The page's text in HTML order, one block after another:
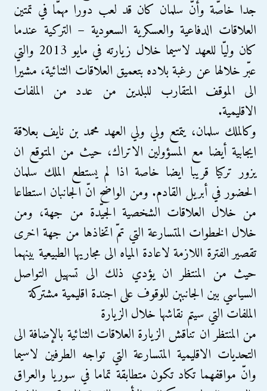
جدا خاصّة وأنّ سلمان كان قد لعب دورا مهمّا في تمتين
العلاقات الدفاعية والعسكرية السعودية – التركية عندما
كان وليّا للعهد لاسيما خلال زيارته في مايو 2013 والتي
عبّر خلالها عن رغبة بلاده بتعميق العلاقات الثنائية، مشيرا
الى الموقف المتقارب للبلدين من عدد من الملفات
الاقليمية.
وكالملك سلمان، يتمتع ولي ولي العهد محمد بن نايف بعلاقة
ايجابية أيضا مع المسؤولين الاتراك، حيث من المتوقع ان
يزور تركيا قريبا ايضا خاصة اذا لم يستطع الملك سلمان
الحضور في أبريل القادم. ومن الواضح انّ الجانبان استطاعا
من خلال العلاقات الشخصية الجيّدة من جهة، ومن
خلال الخطوات المتسارعة التي تمّ اتخاذها من جهة اخرى
تقصير الفترة اللازمة لاعادة المياه الى مجاريها الطبيعية بينهما
حيث من المنتظر ان يؤدي ذلك الى تسهيل التواصل
السياسي بين الجانبين للوقوف على اجندة اقليمية مشتركة
الملفات التي سيتم نقاشها خلال الزيارة
من المنتظر ان تناقش الزيارة العلاقات الثنائية بالإضافة الى
التحديات الاقليمية المتسارعة التي تواجه الطرفين لاسيما
وانّ مواقفهما تكاد تكون متطابقة تماما في سوريا والعراق